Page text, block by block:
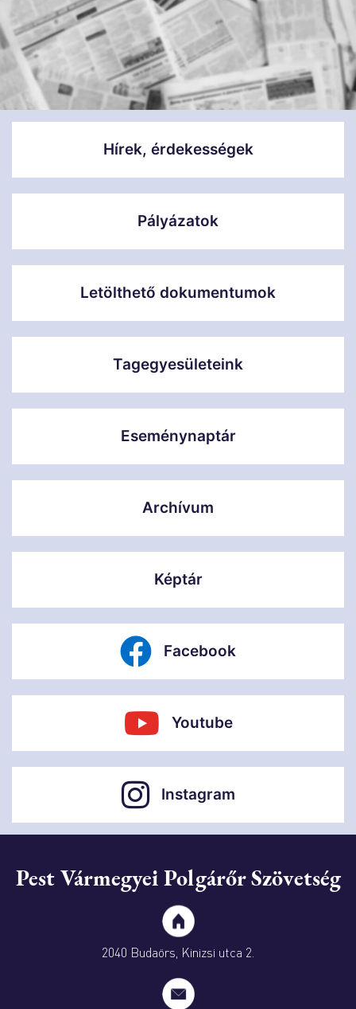
Hírek, érdekességek
Pályázatok
Letölthető dokumentumok
Tagegyesületeink
Eseménynaptár
Archívum
Képtár
Facebook
Youtube
Instagram
Pest Vármegyei Polgárőr Szövetség
2040 Budaörs, Kinizsi utca 2.